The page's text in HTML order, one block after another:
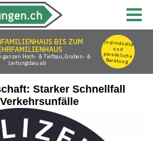
Starker Schnellfall